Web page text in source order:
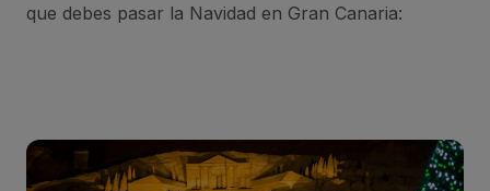
que debes pasar la Navidad en Gran Canaria: